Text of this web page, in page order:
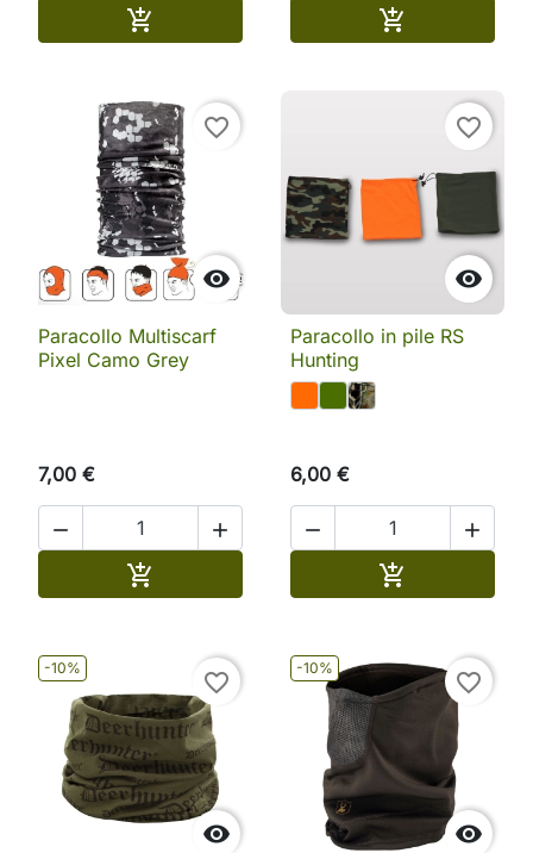
 

favorite_border
Paracollo Multiscarf
Pixel Camo Grey
7,00 €
 


favorite_border
Paracollo in pile RS
Hunting
6,00 €
 

-10%

favorite_border
-10%

favorite_border